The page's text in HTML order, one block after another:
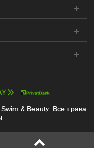
& Beauty. Все права